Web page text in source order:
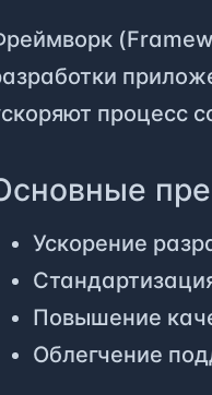
процесс
Ускорение
Повышение
Облегчение